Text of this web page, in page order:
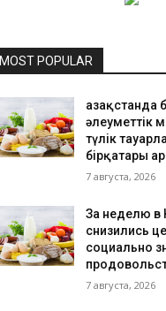
MOST POPULAR
Қазақстанда
әлеуметтік
түлік
бірқатары
7 августа, 2026
За неделю в
снизились
социально
7 августа, 2026